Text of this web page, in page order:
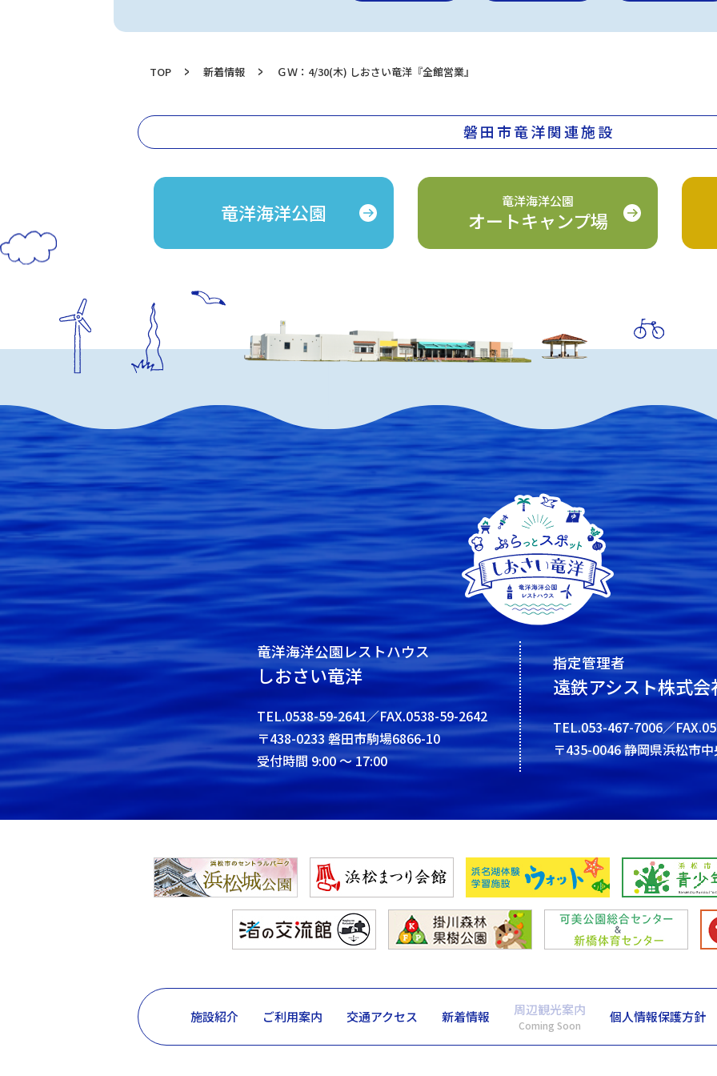
TOP 新着情報 ＧＷ：4/30(木) しおさい竜洋『全館営業』
磐田市竜洋関連施設
竜洋海洋公園 竜洋海洋公園
オートキャンプ場
竜洋海洋公園レストハウス
しおさい竜洋
TEL.0538-59-2641／FAX.0538-59-2642
〒438-0233 磐田市駒場6866-10
受付時間 9:00 ～ 17:00
指定管理者
遠鉄アシスト株式会
TEL.053-467-7006／
〒435-0046 静岡県浜松市
施設紹介 ご利用案内 交通アクセス 新着情報 周辺観光案内 個人情報保護方針